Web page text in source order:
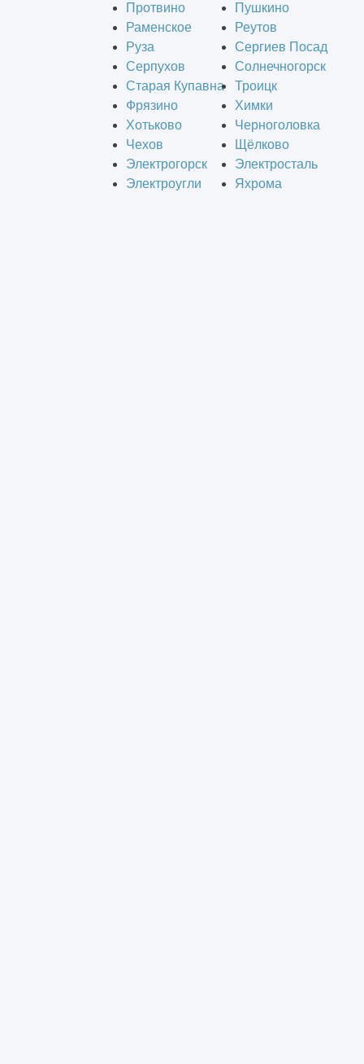
Протвино
Пушкино
Раменское
Реутов
Руза
Сергиев Посад
Серпухов
Солнечногорск
Старая Купавна
Троицк
Фрязино
Химки
Хотьково
Черноголовка
Чехов
Щёлково
Электрогорск
Электросталь
Электроугли
Яхрома